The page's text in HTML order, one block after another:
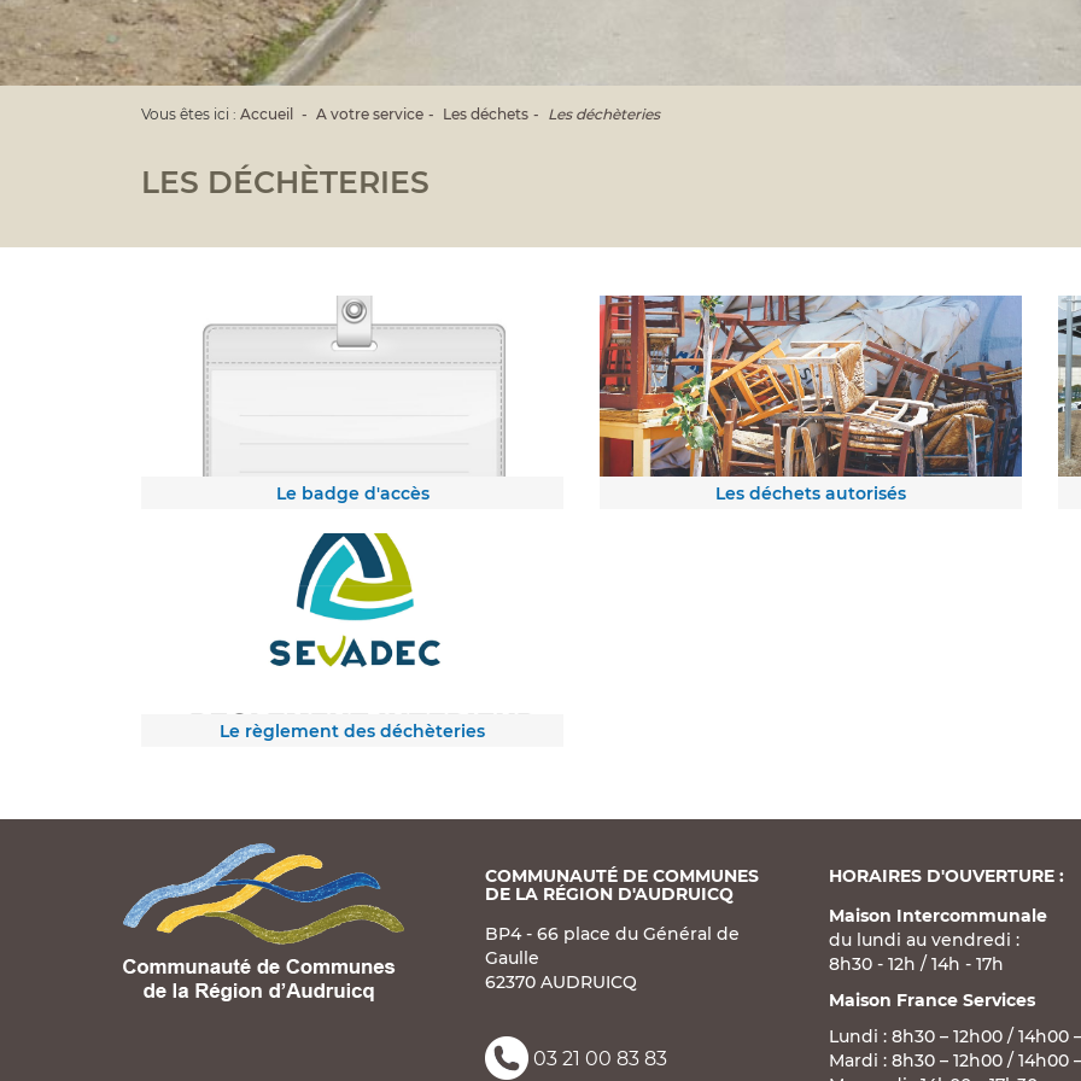
Vous êtes ici : Accueil A votre service Les déchets Les déchèteries
LES DÉCHÈTERIES
Le badge d'accès Les déchets autorisés
Le règlement des déchèteries
COMMUNAUTÉ DE COMMUNES
DE LA RÉGION D'AUDRUICQ
BP4 - 66 place du Général de
Gaulle
62370 AUDRUICQ
03 21 00 83 83
HORAIRES D'OUVERTURE :
Maison Intercommunale
du lundi au vendredi :
8h30 - 12h / 14h - 17h
Maison France Services
Lundi : 8h30 – 12h00 / 14h00
Mardi : 8h30 – 12h00 / 14h00